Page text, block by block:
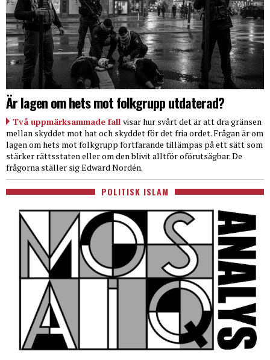
Är lagen om hets mot folkgrupp utdaterad?
Två uppmärksammade fall visar hur svårt det är att dra gränsen
mellan skyddet mot hat och skyddet för det fria ordet. Frågan är om
lagen om hets mot folkgrupp fortfarande tillämpas på ett sätt som
stärker rättsstaten eller om den blivit alltför oförutsägbar. De
frågorna ställer sig Edward Nordén.
POLITISK ISLAM